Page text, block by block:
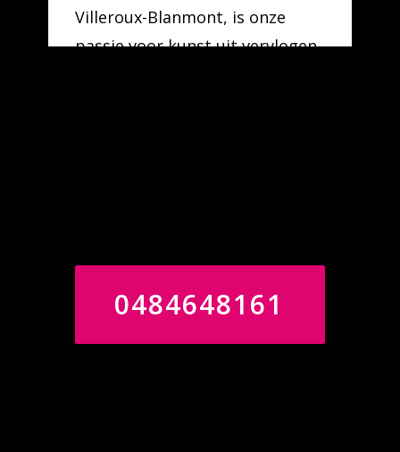
Villeroux-Blanmont, is onze
passie voor kunst uit vervlogen
0484648161